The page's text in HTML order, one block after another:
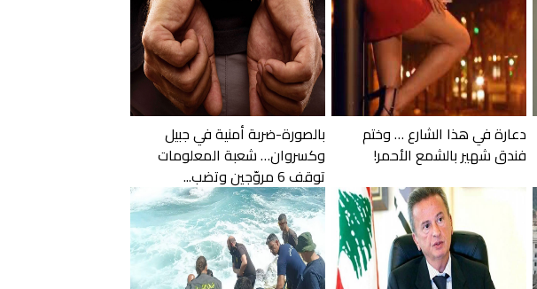
دعارة في هذا الشارع … وختم
فندق شهير بالشمع الأحمر!
بالصورة-ضربة أمنية في جبيل
وكسروان… شعبة المعلومات
توقف 6 مروّجين وتضب...